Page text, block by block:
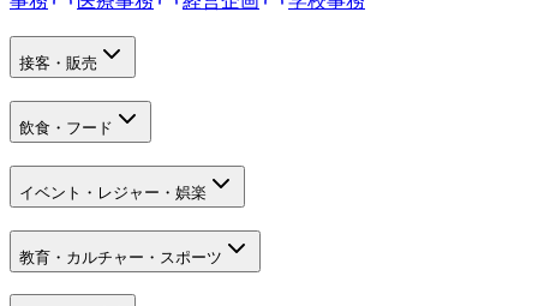
接客・販売
飲食・フード
イベント・レジャー・娯楽
教育・カルチャー・スポーツ